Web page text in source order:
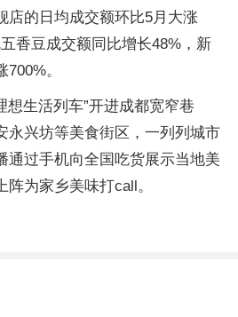
店的日均成交额环比5月大涨
香豆成交额同比增长48%，新
。
想生活列车”开进成都宽窄巷
永兴坊等美食街区，一列列城市
通过手机向全国吃货展示当地美
为家乡美味打call。